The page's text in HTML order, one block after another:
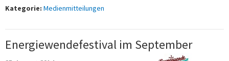
Kategorie: Medienmitteilungen
Energiewendefestival im September